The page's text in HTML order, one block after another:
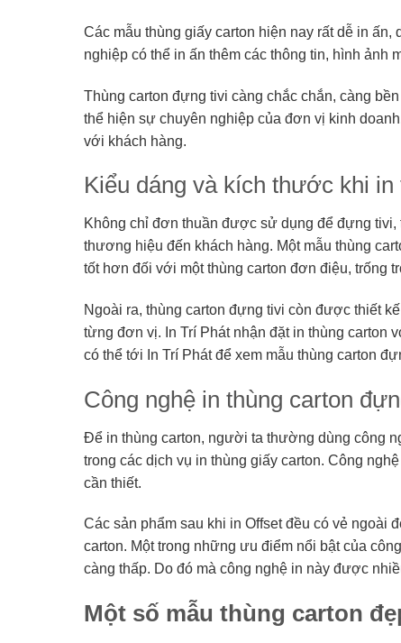
Các mẫu thùng giấy carton hiện nay rất dễ in
nghiệp có thể in ấn thêm các thông tin, hình ảnh
Thùng carton đựng tivi càng chắc chắn, càng
thể hiện sự chuyên nghiệp của đơn vị kinh
với khách hàng.
Kiểu dáng và kích thước khi
Không chỉ đơn thuần được sử dụng để đựng
thương hiệu đến khách hàng. Một mẫu thùng
tốt hơn đối với một thùng carton đơn điệu, trống
Ngoài ra, thùng carton đựng tivi còn được thiết
từng đơn vị. In Trí Phát nhận đặt in thùng carton
có thể tới In Trí Phát để xem mẫu thùng carton
Công nghệ in thùng carton
Để in thùng carton, người ta thường dùng công
trong các dịch vụ in thùng giấy carton. Công
cần thiết.
Các sản phẩm sau khi in Offset đều có vẻ ngoài
carton. Một trong những ưu điểm nổi bật của
càng thấp. Do đó mà công nghệ in này được
Một số mẫu thùng carton